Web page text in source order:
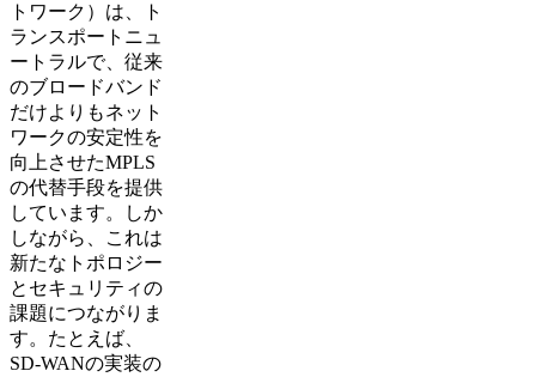
トワーク）は、ト
ランスポートニュ
ートラルで、従来
のブロードバンド
だけよりもネット
ワークの安定性を
向上させたMPLS
の代替手段を提供
しています。しか
しながら、これは
新たなトポロジー
とセキュリティの
課題につながりま
す。たとえば、
SD-WANの実装の